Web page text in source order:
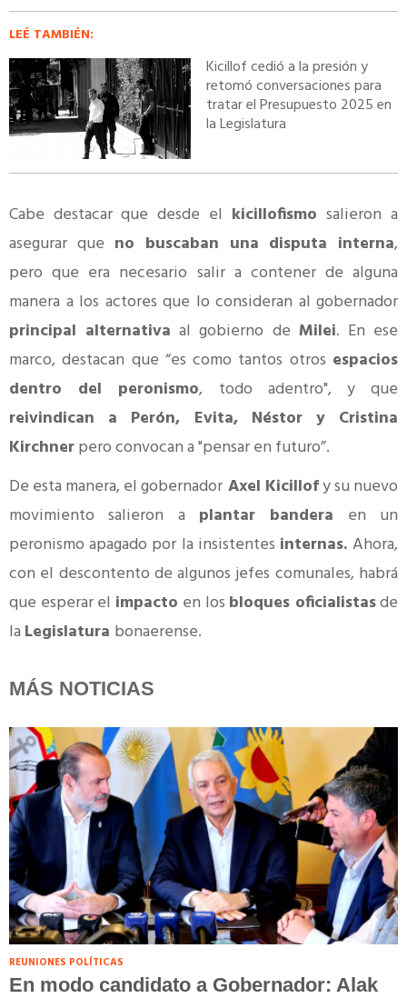
LEÉ TAMBIÉN:
Kicillof cedió a la presión y
retomó conversaciones para
tratar el Presupuesto 2025 en
la Legislatura
Cabe destacar que desde el kicillofismosalieron a
asegurar que no buscaban una disputa interna,
pero que era necesario salir a contener de alguna
manera a los actores que lo consideran al gobernador
principal alternativa al gobierno de Milei. En ese
marco, destacan que “es como tantos otros espacios
dentro del peronismo, todo adentro", y que
reivindican a Perón, Evita, Néstor y Cristina
Kirchnerpero convocan a "pensar en futuro”.
De esta manera, el gobernador Axel Kicillofy su nuevo
movimiento salieron a plantar bandera en un
peronismo apagado por la insistentes internas.Ahora,
con el descontento de algunos jefes comunales, habrá
que esperar el impacto en los bloques oficialistasde
la Legislatura bonaerense.
MÁS NOTICIAS
REUNIONES POLÍTICAS
En modo candidato a Gobernador: Alak